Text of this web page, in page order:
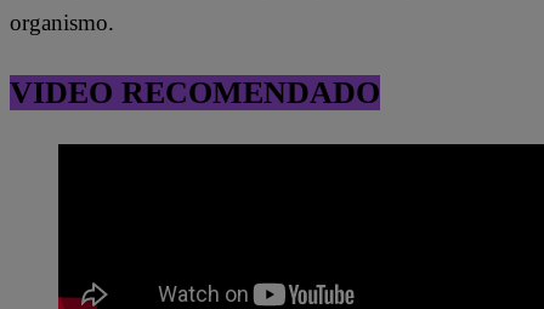
organismo.
VIDEO RECOMENDADO